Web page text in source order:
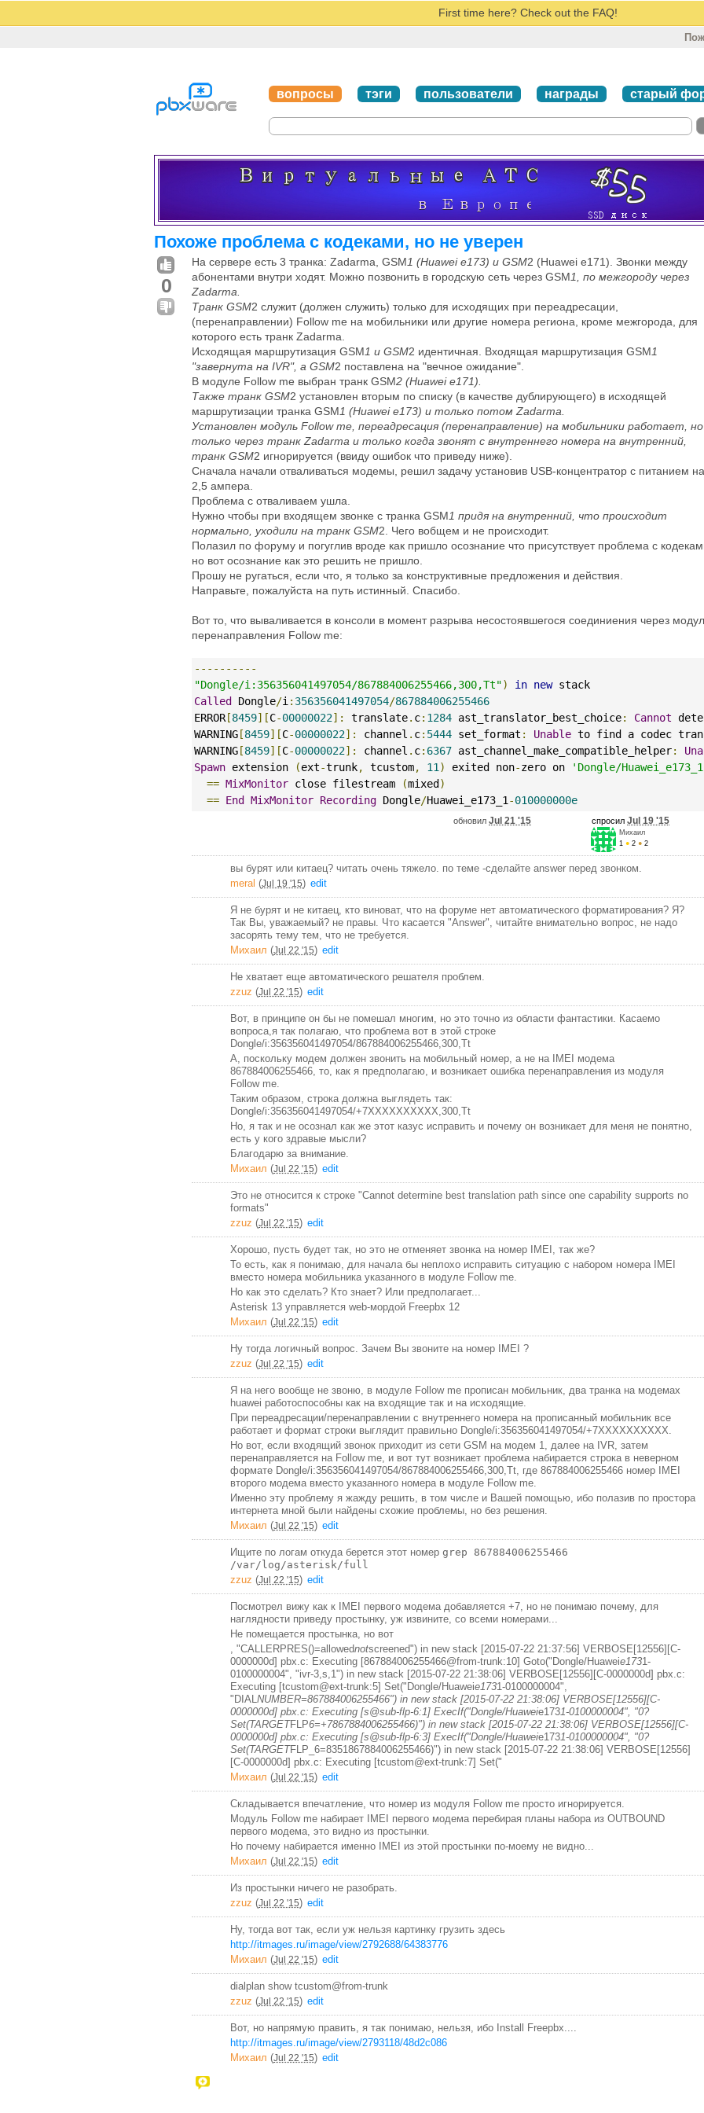
First time here? Check out the FAQ!
вопросы тэги пользователи награды старый
Похоже проблема с кодеками, но не уверен
0
На сервере есть 3 транка: Zadarma, GSM1 (Huawei e173) и GSM2 (Huawei e171). Звонки между
абонентами внутри ходят. Можно позвонить в городскую сеть через GSM1, по межгороду через
Zadarma.
Транк GSM2 служит (должен служить) только для исходящих при переадресации,
(перенаправлении) Follow me на мобильники или другие номера региона, кроме межгорода, для
которого есть транк Zadarma.
Исходящая маршрутизация GSM1 и GSM2 идентичная. Входящая маршрутизация GSM1
"завернута на IVR", а GSM2 поставлена на "вечное ожидание".
В модуле Follow me выбран транк GSM2 (Huawei e171).
Также транк GSM2 установлен вторым по списку (в качестве дублирующего) в исходящей
маршрутизации транка GSM1 (Huawei e173) и только потом Zadarma.
Установлен модуль Follow me, переадресация (перенаправление) на мобильники работает, но
только через транк Zadarma и только когда звонят с внутреннего номера на внутренний,
транк GSM2 игнорируется (ввиду ошибок что приведу ниже).
Сначала начали отваливаться модемы, решил задачу установив USB-концентратор с питанием на
2,5 ампера.
Проблема с отваливаем ушла.
Нужно чтобы при входящем звонке с транка GSM1 придя на внутренний, что происходит
нормально, уходили на транк GSM2. Чего вобщем и не происходит.
Полазил по форуму и погуглив вроде как пришло осознание что присутствует проблема с
но вот осознание как это решить не пришло.
Прошу не ругаться, если что, я только за конструктивные предложения и действия.
Направьте, пожалуйста на путь истинный. Спасибо.
Вот то, что вываливается в консоли в момент разрыва несостоявшегося соединиения через
перенаправления Follow me:
----------
"Dongle/i:356356041497054/867884006255466,300,Tt") in new stack
Called Dongle/i : 356356041497054/867884006255466
ERROR[8459][C-00000022]: translate. c: 1284 ast_translator_best_choice: Cannot
WARNING[8459][C-00000022]: channel . c: 5444 set_format : Unable to find a codec
WARNING[8459][C-00000022]: channel . c: 6367 ast_channel_make_compatible_helper:
Spawn extension (ext-trunk, tcustom, 11 ) exited non-zero on
'Dongle/
== MixMonitor close filestream (mixed)
== End MixMonitor Recording Dongle/Huawei_e173_1 -010000000e
спросил Jul 19 '15
Михаил
1 ● 2 ● 2
обновил Jul 21 '15
вы бурят или китаец? читать очень тяжело. по теме -сделайте answer перед звонком.
meral (Jul 19 '15) edit
Я не бурят и не китаец, кто виноват, что на форуме нет автоматического форматирования? Я?
Так Вы, уважаемый? не правы. Что касается "Answer", читайте внимательно вопрос, не надо
засорять тему тем, что не требуется.
Михаил (Jul 22 '15) edit
Не хватает еще автоматического решателя проблем.
zzuz (Jul 22 '15) edit
Вот, в принципе он бы не помешал многим, но это точно из области фантастики. Касаемо
вопроса,я так полагаю, что проблема вот в этой строке
Dongle/i:356356041497054/867884006255466,300,Tt
А, поскольку модем должен звонить на мобильный номер, а не на IMEI модема
867884006255466, то, как я предполагаю, и возникает ошибка перенаправления из модуля
Follow me.
Таким образом, строка должна выглядеть так:
Dongle/i:356356041497054/+7XXXXXXXXXX,300,Tt
Но, я так и не осознал как же этот казус исправить и почему он возникает для меня не понятно,
есть у кого здравые мысли?
Благодарю за внимание.
Михаил (Jul 22 '15) edit
Это не относится к строке "Cannot determine best translation path since one capability supports no
formats"
zzuz (Jul 22 '15) edit
Хорошо, пусть будет так, но это не отменяет звонка на номер IMEI, так же?
То есть, как я понимаю, для начала бы неплохо исправить ситуацию с набором номера IMEI
вместо номера мобильника указанного в модуле Follow me.
Но как это сделать? Кто знает? Или предполагает...
Asterisk 13 управляется web-мордой Freepbx 12
Михаил (Jul 22 '15) edit
Ну тогда логичный вопрос. Зачем Вы звоните на номер IMEI ?
zzuz (Jul 22 '15) edit
Я на него вообще не звоню, в модуле Follow me прописан мобильник, два транка на модемах
huawei работоспособны как на входящие так и на исходящие.
При переадресации/перенаправлении с внутреннего номера на прописанный мобильник все
работает и формат строки выглядит правильно Dongle/i:356356041497054/+7XXXXXXXXXX.
Но вот, если входящий звонок приходит из сети GSM на модем 1, далее на IVR, затем
перенаправляется на Follow me, и вот тут возникает проблема набирается строка в неверном
формате Dongle/i:356356041497054/867884006255466,300,Tt, где 867884006255466 номер IMEI
второго модема вместо указанного номера в модуле Follow me.
Именно эту проблему я жажду решить, в том числе и Вашей помощью, ибо полазив по простора
интернета мной были найдены схожие проблемы, но без решения.
Михаил (Jul 22 '15) edit
Ищите по логам откуда берется этот номер grep 867884006255466
/var/log/asterisk/full
zzuz (Jul 22 '15) edit
Посмотрел вижу как к IMEI первого модема добавляется +7, но не понимаю почему, для
наглядности приведу простынку, уж извините, со всеми номерами...
Не помещается простынка, но вот
, "CALLERPRES()=allowednotscreened") in new stack [2015-07-22 21:37:56] VERBOSE[12556][C-
0000000d] pbx.c: Executing [867884006255466@from-trunk:10] Goto("Dongle/Huaweie1731-
0100000004", "ivr-3,s,1") in new stack [2015-07-22 21:38:06] VERBOSE[12556][C-0000000d] pbx.c:
Executing [tcustom@ext-trunk:5] Set("Dongle/Huaweie1731-0100000004",
"DIAL NUMBER=867884006255466") in new stack [2015-07-22 21:38:06] VERBOSE[12556][C-
0000000d] pbx.c: Executing [s@sub-flp-6:1] ExecIf("Dongle/Huaweie1731-0100000004", "0?
Set(TARGETFLP6=+7867884006255466)") in new stack [2015-07-22 21:38:06] VERBOSE[12556][C-
0000000d] pbx.c: Executing [s@sub-flp-6:3] ExecIf("Dongle/Huaweie1731-0100000004", "0?
Set(TARGETFLP_6=8351867884006255466)") in new stack [2015-07-22 21:38:06] VERBOSE[12556]
[C-0000000d] pbx.c: Executing [tcustom@ext-trunk:7] Set("
Михаил (Jul 22 '15) edit
Складывается впечатление, что номер из модуля Follow me просто игнорируется.
Модуль Follow me набирает IMEI первого модема перебирая планы набора из OUTBOUND
первого модема, это видно из простынки.
Но почему набирается именно IMEI из этой простынки по-моему не видно...
Михаил (Jul 22 '15) edit
Из простынки ничего не разобрать.
zzuz (Jul 22 '15) edit
Ну, тогда вот так, если уж нельзя картинку грузить здесь
http://itmages.ru/image/view/2792688/64383776
Михаил (Jul 22 '15) edit
dialplan show tcustom@from-trunk
zzuz (Jul 22 '15) edit
Вот, но напрямую править, я так понимаю, нельзя, ибо Install Freepbx....
http://itmages.ru/image/view/2793118/48d2c086
Михаил (Jul 22 '15) edit